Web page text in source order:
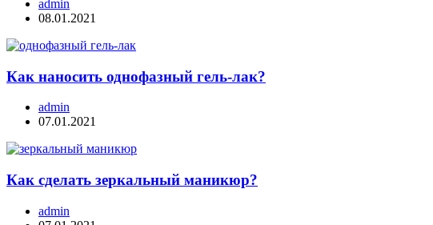
admin
08.01.2021
Как наносить однофазный гель-лак?
admin
07.01.2021
Как сделать зеркальный маникюр?
admin